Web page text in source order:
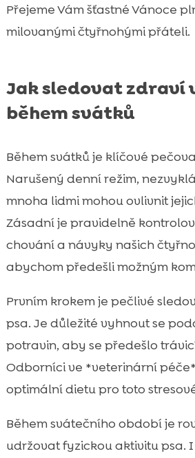
Přejeme Vám šťastné Vánoce
milovanými čtyřnohými přáteli.
Jak sledovat zdraví
během svátků
Během svátků je klíčové
Narušený denní režim,
mnoha lidmi mohou ovlivnit
Zásadní je pravidelně
chování a návyky našich
abychom předešli možným
Prvním krokem je pečlivé
psa. Je důležité vyhnout se
potravin, aby se předešlo
Odborníci ve *veterinární
optimální dietu pro toto
Během svátečního období je
udržovat fyzickou aktivitu psa.